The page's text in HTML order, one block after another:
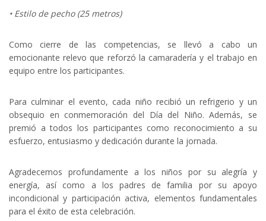
• Estilo de pecho (25 metros)
Como cierre de las competencias, se llevó a cabo un
emocionante relevo que reforzó la camaradería y el trabajo en
equipo entre los participantes.
Para culminar el evento, cada niño recibió un refrigerio y un
obsequio en conmemoración del Día del Niño. Además, se
premió a todos los participantes como reconocimiento a su
esfuerzo, entusiasmo y dedicación durante la jornada.
Agradecemos profundamente a los niños por su alegría y
energía, así como a los padres de familia por su apoyo
incondicional y participación activa, elementos fundamentales
para el éxito de esta celebración.